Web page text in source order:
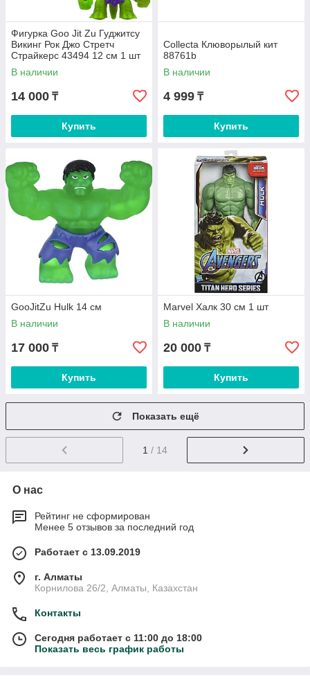
Фигурка Goo Jit Zu Гуджитсу
Викинг Рок Джо Стретч
Страйкерс 43494 12 см 1 шт
В наличии
14 000 ₸
Купить
Collecta Клюворылый кит
88761b
В наличии
4 999 ₸
Купить
GooJitZu Hulk 14 см
В наличии
17 000 ₸
Купить
Marvel Халк 30 см 1 шт
В наличии
20 000 ₸
Купить
Показать ещё
1 / 14
О нас
Рейтинг не сформирован
Менее 5 отзывов за последний год
Работает с 13.09.2019
г. Алматы
Корнилова 26/2, Алматы, Казахстан
Контакты
Сегодня работает с 11:00 до 18:00
Показать весь график работы